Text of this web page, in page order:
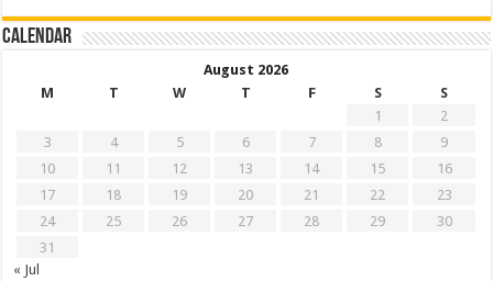
Calendar
August 2026
M
T W T F S
S
1
2
3
4 5 6 7 8
9
10
11 12 13 14 15
16
17
18 19 20 21 22
23
24
25 26 27 28 29
30
31
« Jul